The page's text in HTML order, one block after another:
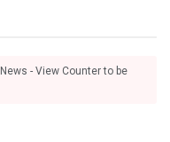
- View Counter to be